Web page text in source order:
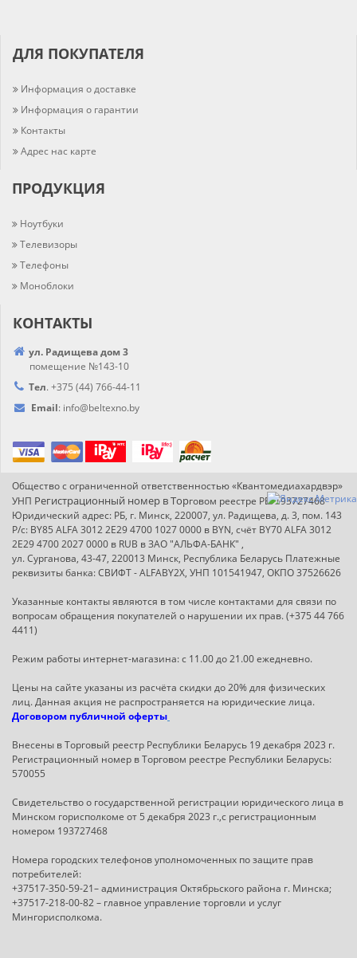
ДЛЯ ПОКУПАТЕЛЯ
Информация о доставке
Информация о гарантии
Контакты
Адрес нас карте
ПРОДУКЦИЯ
Ноутбуки
Телевизоры
Телефоны
Моноблоки
КОНТАКТЫ
ул. Радищева дом 3
помещение №143-10
Тел. +375 (44) 766-44-11
Email: info@beltexno.by
Общество с ограниченной ответственностью «Квантомедиахардвэр»
УНП Регистрационный номер в Торговом реестре РБ: 193727468
Юридический адрес: РБ, г. Минск, 220007, ул. Радищева, д. 3, пом. 143
Р/с: BY85 ALFA 3012 2E29 4700 1027 0000 в BYN, счёт BY70 ALFA 3012
2E29 4700 2027 0000 в RUB в ЗАО "АЛЬФА-БАНК" ,
ул. Сурганова, 43-47, 220013 Минск, Республика Беларусь Платежные
реквизиты банка: СВИФТ - ALFABY2X, УНП 101541947, ОКПО 37526626
Указанные контакты являются в том числе контактами для связи по
вопросам обращения покупателей о нарушении их прав. (+375 44 766
4411)
Режим работы интернет-магазина: с 11.00 до 21.00 ежедневно.
Цены на сайте указаны из расчёта скидки до 20% для физических
лиц. Данная акция не распространяется на юридические лица.
Договором публичной оферты
Внесены в Торговый реестр Республики Беларусь 19 декабря 2023 г.
Регистрационный номер в Торговом реестре Республики Беларусь:
570055
Свидетельство о государственной регистрации юридического лица в
Минском горисполкоме от 5 декабря 2023 г.,с регистрационным
номером 193727468
Номера городских телефонов уполномоченных по защите прав
потребителей:
+37517-350-59-21– администрация Октябрьского района г. Минска;
+37517-218-00-82 – главное управление торговли и услуг
Мингорисполкома.